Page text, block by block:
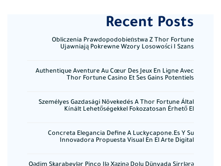
Recent Posts
Obliczenia Prawdopodobieństwa Z Thor Fortune
Ujawniają Pokrewne Wzory Losowości I Szans
Authentique Aventure Au Cœur Des Jeux En Ligne Avec
Thor Fortune Casino Et Ses Gains Potentiels
Személyes Gazdasági Növekedés A Thor Fortune Által
Kínált Lehetőségekkel Fokozatosan Érhető El
Concreta Elegancia Define A Luckycapone.es Y Su
Innovadora Propuesta Visual En El Arte Digital